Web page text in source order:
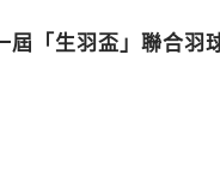
屆「生羽盃」聯合羽